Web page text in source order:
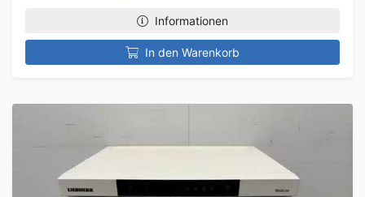
Informationen
In den Warenkorb